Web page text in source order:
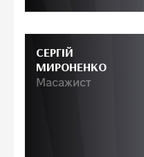
СЕРГІЙ
МИРОНЕНКО
Масажист